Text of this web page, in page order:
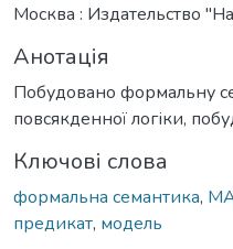
Москва : Издательство
Анотація
Побудовано формальну
повсякденної логіки,
Ключові слова
формальна семантика,
предикат, модель